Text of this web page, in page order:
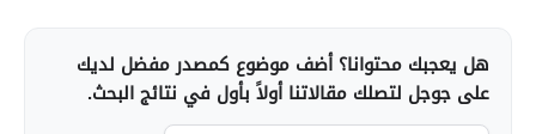
هل يعجبك محتوانا؟ أضف موضوع كمصدر مفضل لديك
على جوجل لتصلك مقالاتنا أولاً بأول في نتائج البحث.